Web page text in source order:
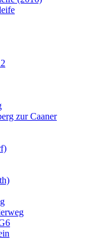
zur Caaner